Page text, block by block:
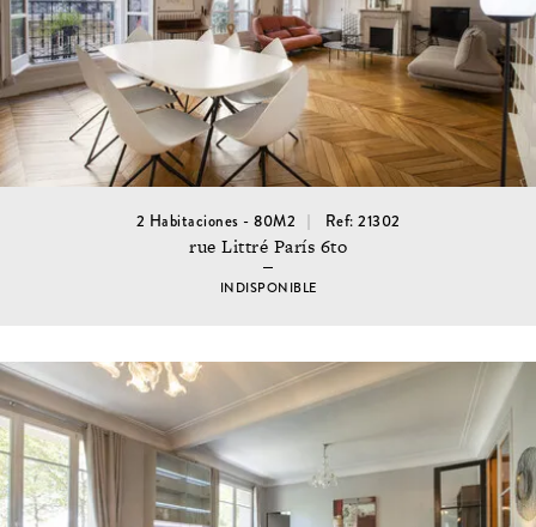
2 Habitaciones - 80M2 Ref: 21302
rue Littré París 6to
INDISPONIBLE